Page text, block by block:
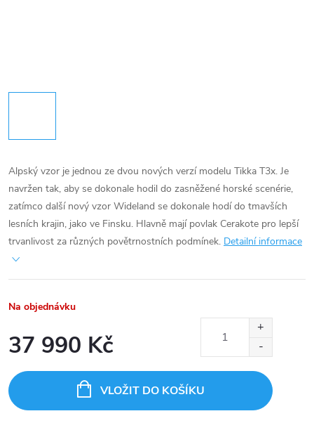
Alpský vzor je jednou ze dvou nových verzí modelu Tikka T3x. Je
navržen tak, aby se dokonale hodil do zasněžené horské scenérie,
zatímco další nový vzor Wideland se dokonale hodí do tmavších
lesních krajin, jako ve Finsku. Hlavně mají povlak Cerakote pro lepší
trvanlivost za různých povětrnostních podmínek. Detailní informace
Na objednávku
37 990 Kč
cena:
VLOŽIT DO KOŠÍKU